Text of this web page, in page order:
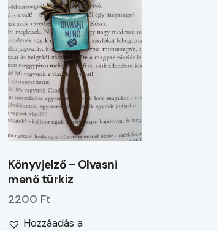
Könyvjelző – Olvasni
menő türkiz
2200 Ft
Hozzáadás a